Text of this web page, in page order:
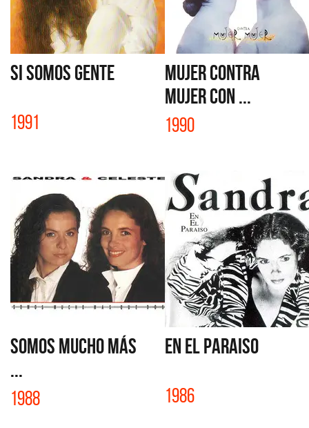
SI SOMOS GENTE
1991
MUJER CONTRA
MUJER con ...
1990
SOMOS MUCHO MÁS
...
1988
EN EL PARAISO
1986